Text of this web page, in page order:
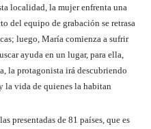
localidad, la mujer enfrenta una
del equipo de grabación se retrasa
luego, María comienza a sufrir
ayuda en un lugar, para ella,
la protagonista irá descubriendo
la vida de quienes la habitan
presentadas de 81 países, que es